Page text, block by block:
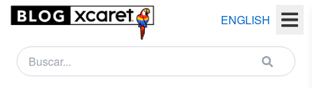
ENGLISH
NEWSLETTER